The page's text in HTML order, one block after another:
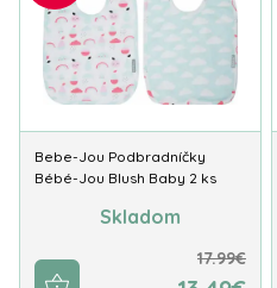
Bebe-Jou Podbradníčky
Bébé-Jou Blush Baby 2 ks
Skladom
17.99€